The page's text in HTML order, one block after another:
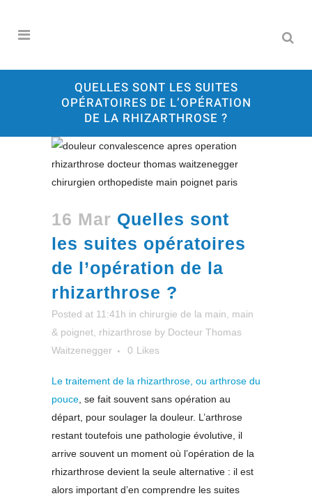
QUELLES SONT LES SUITES
OPÉRATOIRES DE L’OPÉRATION
DE LA RHIZARTHROSE ?
16 Mar Quelles sont
les suites opératoires
de l’opération de la
rhizarthrose ?
Posted at 11:41h in chirurgie de la main
main
& poignet rhizarthrose by Docteur Thomas
Waitzenegger
0 Likes
Le traitement de la rhizarthrose, ou arthrose du
pouce , se fait souvent sans opération au
départ, pour soulager la douleur. L’arthrose
restant toutefois une pathologie évolutive, il
arrive souvent un moment où l’opération de la
rhizarthrose devient la seule alternative : il est
alors important d’en comprendre les suites